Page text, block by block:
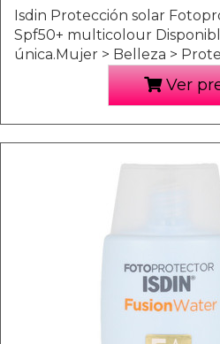
Isdin Protección solar
Spf50+ multicolour
única.Mujer > Belleza >
Ver